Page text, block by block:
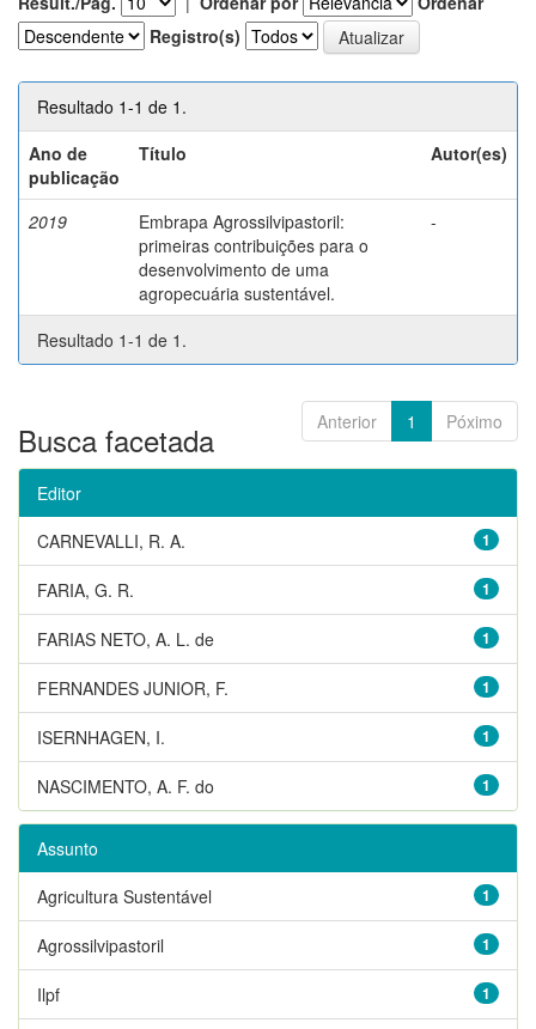
Registro(s)
Resultado 1-1 de 1.
Ano de
publicação
Título Autor(es)
2019
Embrapa Agrossilvipastoril:
primeiras contribuições para o
desenvolvimento de uma
agropecuária sustentável.
-
Resultado 1-1 de 1.
Anterior 1 Póximo
Busca facetada
Editor
1
CARNEVALLI, R. A.
1
FARIA, G. R.
1
FARIAS NETO, A. L. de
1
FERNANDES JUNIOR, F.
1
ISERNHAGEN, I.
1
NASCIMENTO, A. F. do
Assunto
1
Agricultura Sustentável
1
Agrossilvipastoril
1
Ilpf